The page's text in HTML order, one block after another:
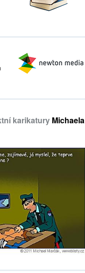
karikatury Michaela